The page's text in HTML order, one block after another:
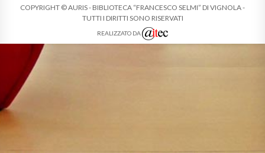
COPYRIGHT © AURIS - BIBLIOTECA “FRANCESCO SELMI” DI VIGNOLA -
TUTTI I DIRITTI SONO RISERVATI
REALIZZATO DA